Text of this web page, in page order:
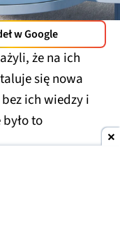
w Google
że na ich
się nowa
ich wiedzy i
to